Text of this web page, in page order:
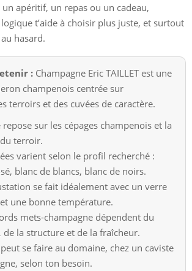
apéritif, un repas ou un cadeau,
t’aide à choisir plus juste, et surtout
hasard.
: Champagne Eric TAILLET est une
champenois centrée sur
terroirs et des cuvées de caractère.
repose sur les cépages champenois et la
terroir.
varient selon le profil recherché :
blanc de blancs, blanc de noirs.
se fait idéalement avec un verre
une bonne température.
mets-champagne dépendent du
de la structure et de la fraîcheur.
peut se faire au domaine, chez un caviste
selon ton besoin.